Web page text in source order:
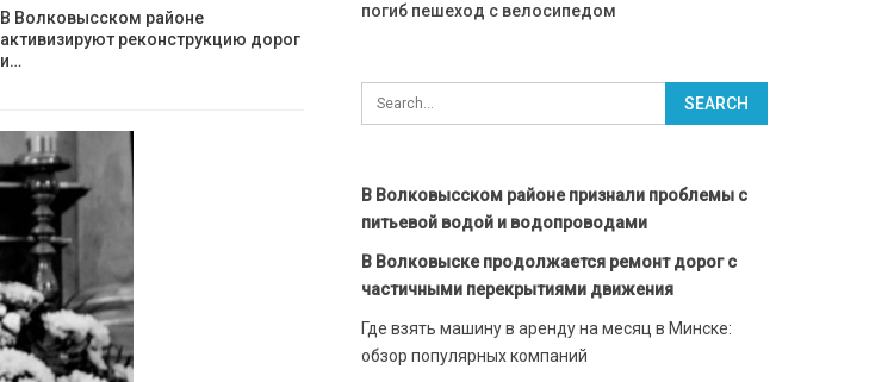
В Волковысском районе
активизируют реконструкцию дорог
и…
погиб пешеход с велосипедом
В Волковысском районе признали проблемы с
питьевой водой и водопроводами
В Волковыске продолжается ремонт дорог с
частичными перекрытиями движения
Где взять машину в аренду на месяц в Минске:
обзор популярных компаний